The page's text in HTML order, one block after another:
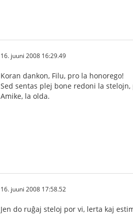
16. juuni 2008 16:29.49
Koran dankon, Filu, pro la honorego!
Sed sentas plej bone redoni la
Amike, la olda.
16. juuni 2008 17:58.52
Jen do ruĝaj steloj por vi, lerta kaj